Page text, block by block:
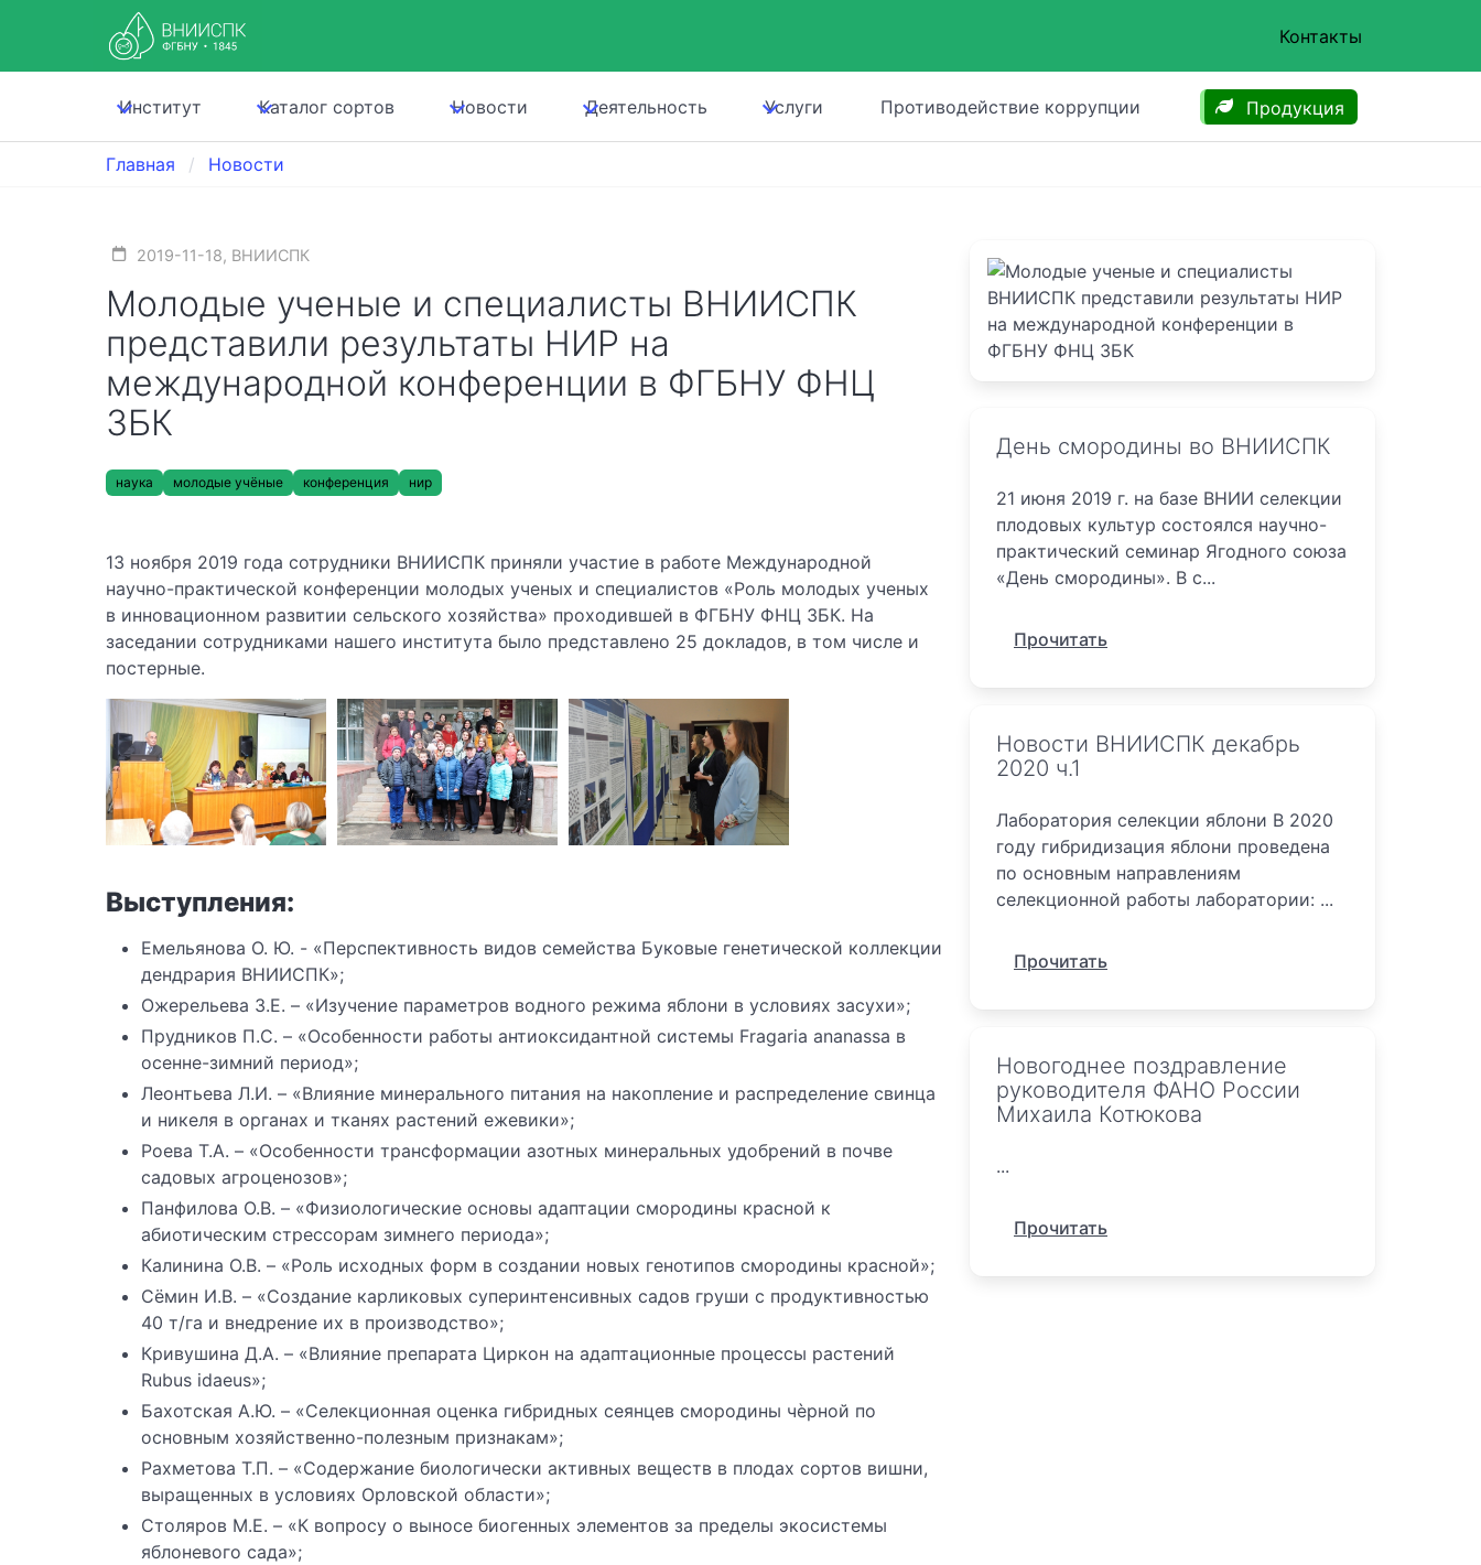
Контакты
Институт Каталог сортов Новости Деятельность Услуги Противодействие коррупции Продукция
Главная Новости
2019-11-18, ВНИИСПК
Молодые ученые и специалисты ВНИИСПК
представили результаты НИР на
международной конференции в ФГБНУ ФНЦ
ЗБК
наука молодые учёные конференция нир
13 ноября 2019 года сотрудники ВНИИСПК приняли участие в работе Международной
научно-практической конференции молодых ученых и специалистов «Роль молодых ученых
в инновационном развитии сельского хозяйства» проходившей в ФГБНУ ФНЦ ЗБК. На
заседании сотрудниками нашего института было представлено 25 докладов, в том числе и
постерные.
Выступления:
Емельянова О. Ю. - «Перспективность видов семейства Буковые генетической коллекции
дендрария ВНИИСПК»;
Ожерельева З.Е. – «Изучение параметров водного режима яблони в условиях засухи»;
Прудников П.С. – «Особенности работы антиоксидантной системы Fragaria ananassa в
осенне-зимний период»;
Леонтьева Л.И. – «Влияние минерального питания на накопление и распределение свинца
и никеля в органах и тканях растений ежевики»;
Роева Т.А. – «Особенности трансформации азотных минеральных удобрений в почве
садовых агроценозов»;
Панфилова О.В. – «Физиологические основы адаптации смородины красной к
абиотическим стрессорам зимнего периода»;
Калинина О.В. – «Роль исходных форм в создании новых генотипов смородины красной»;
Сёмин И.В. – «Создание карликовых суперинтенсивных садов груши с продуктивностью
40 т/га и внедрение их в производство»;
Кривушина Д.А. – «Влияние препарата Циркон на адаптационные процессы растений
Rubus idaeus»;
Бахотская А.Ю. – «Селекционная оценка гибридных сеянцев смородины чѐрной по
основным хозяйственно-полезным признакам»;
Рахметова Т.П. – «Содержание биологически активных веществ в плодах сортов вишни,
выращенных в условиях Орловской области»;
Столяров М.Е. – «К вопросу о выносе биогенных элементов за пределы экосистемы
яблоневого сада»;
День смородины во ВНИИСПК
21 июня 2019 г. на базе ВНИИ селекции
плодовых культур состоялся научно-
практический семинар Ягодного союза
«День смородины». В с...
Прочитать
Новости ВНИИСПК декабрь
2020 ч.1
Лаборатория селекции яблони В 2020
году гибридизация яблони проведена
по основным направлениям
селекционной работы лаборатории: ...
Прочитать
Новогоднее поздравление
руководителя ФАНО России
Михаила Котюкова
...
Прочитать